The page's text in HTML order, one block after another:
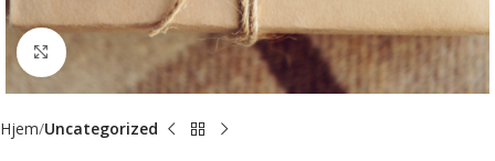
Forstørr bilde
Hjem Uncategorized